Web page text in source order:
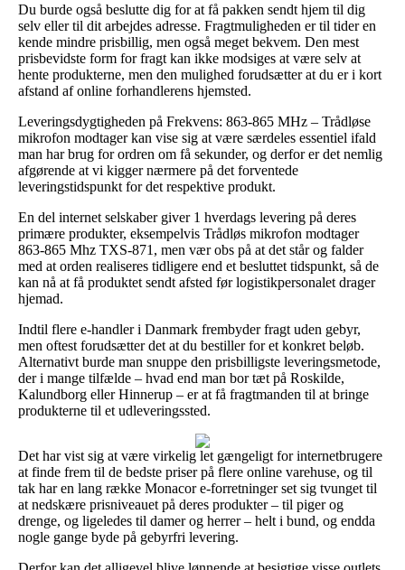
Du burde også beslutte dig for at få pakken sendt hjem til dig
selv eller til dit arbejdes adresse. Fragtmuligheden er til tider en
kende mindre prisbillig, men også meget bekvem. Den mest
prisbevidste form for fragt kan ikke modsiges at være selv at
hente produkterne, men den mulighed forudsætter at du er i kort
afstand af online forhandlerens hjemsted.
Leveringsdygtigheden på Frekvens: 863-865 MHz – Trådløse
mikrofon modtager kan vise sig at være særdeles essentiel ifald
man har brug for ordren om få sekunder, og derfor er det nemlig
afgørende at vi kigger nærmere på det forventede
leveringstidspunkt for det respektive produkt.
En del internet selskaber giver 1 hverdags levering på deres
primære produkter, eksempelvis Trådløs mikrofon modtager
863-865 Mhz TXS-871, men vær obs på at det står og falder
med at orden realiseres tidligere end et besluttet tidspunkt, så de
kan nå at få produktet sendt afsted før logistikpersonalet drager
hjemad.
Indtil flere e-handler i Danmark frembyder fragt uden gebyr,
men oftest forudsætter det at du bestiller for et konkret beløb.
Alternativt burde man snuppe den prisbilligste leveringsmetode,
der i mange tilfælde – hvad end man bor tæt på Roskilde,
Kalundborg eller Hinnerup – er at få fragtmanden til at bringe
produkterne til et udleveringssted.
Det har vist sig at være virkelig let gængeligt for internetbrugere
at finde frem til de bedste priser på flere online varehuse, og til
tak har en lang række Monacor e-forretninger set sig tvunget til
at nedskære prisniveauet på deres produkter – til piger og
drenge, og ligeledes til damer og herrer – helt i bund, og endda
nogle gange byde på gebyrfri levering.